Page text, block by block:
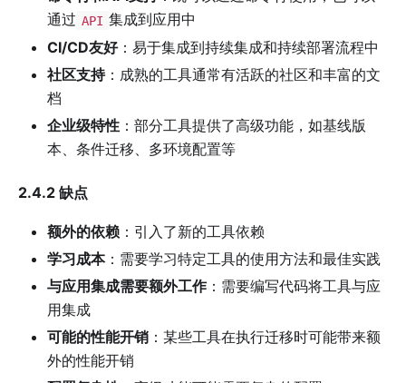
通过 API 集成到应用中
CI/CD友好：易于集成到持续集成和持续部署流程中
社区支持：成熟的工具通常有活跃的社区和丰富的文
档
企业级特性 ：部分工具提供了高级功能，如基线版
本、条件迁移、多环境配置等
2.4.2 缺点
额外的依赖 ：引入了新的工具依赖
学习成本：需要学习特定工具的使用方法和最佳实践
与应用集成需要额外工作：需要编写代码将工具与应
用集成
可能的性能开销 ：某些工具在执行迁移时可能带来额
外的性能开销